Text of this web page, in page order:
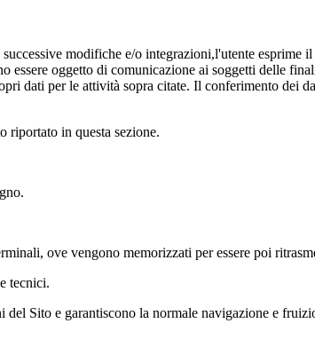
modifiche e/o integrazioni,l'utente esprime
essere oggetto di comunicazione ai soggetti delle
dati per le attività sopra citate. Il conferimento dei
riportato in questa sezione.
ove vengono memorizzati per essere poi
tecnici.
Sito e garantiscono la normale navigazione e